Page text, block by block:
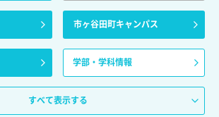
市ヶ谷田町キャンパス
学部・学科情報
すべて表示する